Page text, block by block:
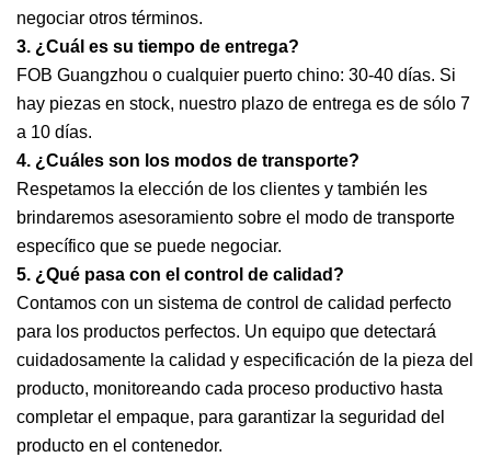
negociar otros términos.
3. ¿Cuál es su tiempo de entrega?
FOB Guangzhou o cualquier puerto chino: 30-40 días. Si
hay piezas en stock, nuestro plazo de entrega es de sólo 7
a 10 días.
4. ¿Cuáles son los modos de transporte?
Respetamos la elección de los clientes y también les
brindaremos asesoramiento sobre el modo de transporte
específico que se puede negociar.
5. ¿Qué pasa con el control de calidad?
Contamos con un sistema de control de calidad perfecto
para los productos perfectos. Un equipo que detectará
cuidadosamente la calidad y especificación de la pieza del
producto, monitoreando cada proceso productivo hasta
completar el empaque, para garantizar la seguridad del
producto en el contenedor.